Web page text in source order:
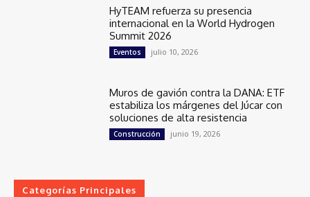
HyTEAM refuerza su presencia
internacional en la World Hydrogen
Summit 2026
Eventos julio 10, 2026
Muros de gavión contra la DANA: ETF
estabiliza los márgenes del Júcar con
soluciones de alta resistencia
Construcción junio 19, 2026
Categorías Principales